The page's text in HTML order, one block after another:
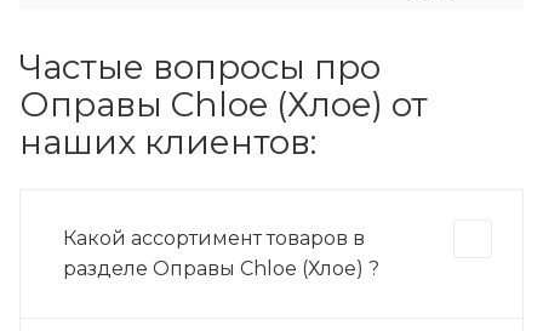
Частые вопросы про
Оправы Chloe (Хлое) от
наших клиентов:
Какой ассортимент товаров в
разделе Оправы Chloe (Хлое) ?